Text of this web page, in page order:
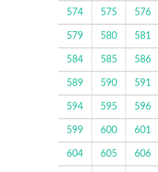
574 575 576
579 580 581
584 585 586
589 590 591
594 595 596
599 600 601
604 605 606